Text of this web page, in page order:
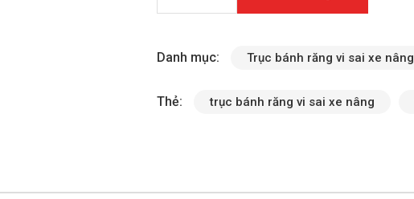
Danh mục: Trục bánh răng vi sai xe nâng
Thẻ: trục bánh răng vi sai xe nâng